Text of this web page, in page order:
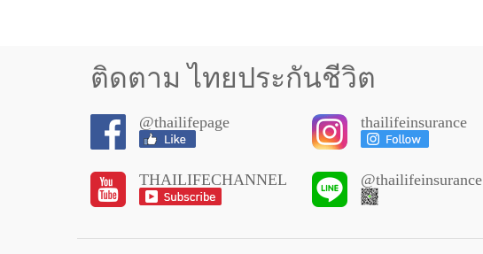
ติดตาม ไทยประกันชีวิต
@thailifepage thailifeinsurance
THAILIFECHANNEL @thailifeinsurance